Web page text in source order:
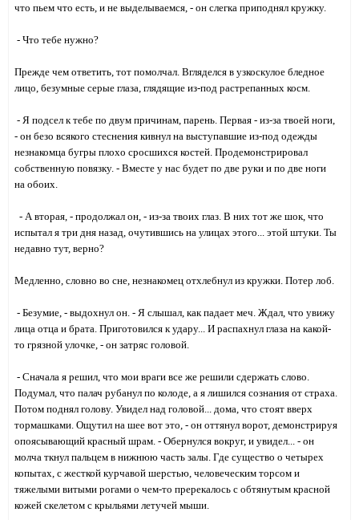
что пьем что есть, и не выделываемся, - он слегка приподнял кружку.
- Что тебе нужно?
Прежде чем ответить, тот помолчал. Вгляделся в узкоскулое бледное
лицо, безумные серые глаза, глядящие из-под растрепанных косм.
- Я подсел к тебе по двум причинам, парень. Первая - из-за твоей ноги,
- он безо всякого стеснения кивнул на выступавшие из-под одежды
незнакомца бугры плохо сросшихся костей. Продемонстрировал
собственную повязку. - Вместе у нас будет по две руки и по две ноги
на обоих.
- А вторая, - продолжал он, - из-за твоих глаз. В них тот же шок, что
испытал я три дня назад, очутившись на улицах этого... этой штуки. Ты
недавно тут, верно?
Медленно, словно во сне, незнакомец отхлебнул из кружки. Потер лоб.
- Безумие, - выдохнул он. - Я слышал, как падает меч. Ждал, что увижу
лица отца и брата. Приготовился к удару... И распахнул глаза на какой-
то грязной улочке, - он затряс головой.
- Сначала я решил, что мои враги все же решили сдержать слово.
Подумал, что палач рубанул по колоде, а я лишился сознания от страха.
Потом поднял голову. Увидел над головой... дома, что стоят вверх
тормашками. Ощутил на шее вот это, - он оттянул ворот, демонстрируя
опоясывающий красный шрам. - Обернулся вокруг, и увидел... - он
молча ткнул пальцем в нижнюю часть залы. Где существо о четырех
копытах, с жесткой курчавой шерстью, человеческим торсом и
тяжелыми витыми рогами о чем-то пререкалось с обтянутым красной
кожей скелетом с крыльями летучей мыши.